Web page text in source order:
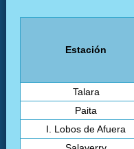
Estación
Talara
Paita
I. Lobos de Afuera